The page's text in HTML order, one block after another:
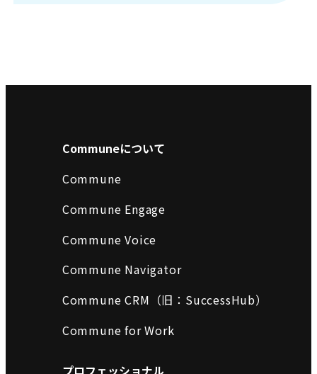
Communeについて
Commune
Commune Engage
Commune Voice
Commune Navigator
Commune CRM（旧：SuccessHub）
Commune for Work
プロフェッショナル